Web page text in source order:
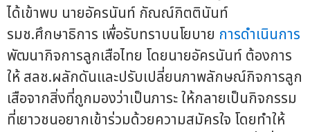
ได้เข้าพบ นายอัครนันท์ กัณณ์กิตตินันท์
รมช.ศึกษาธิการ เพื่อรับทราบนโยบาย การดำเนินการ
พัฒนากิจการลูกเสือไทย โดยนายอัครนันท์ ต้องการ
ให้ สลช.ผลักดันและปรับเปลี่ยนภาพลักษณ์กิจการลูก
เสือจากสิ่งที่ถูกมองว่าเป็นภาระ ให้กลายเป็นกิจกรรม
ที่เยาวชนอยากเข้าร่วมด้วยความสมัครใจ โดยทำให้